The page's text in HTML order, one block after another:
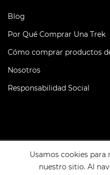
Blog
Por Qué Comprar Una Trek
Cómo comprar productos
Nosotros
Responsabilidad Social
Copyright © 2026
Usamos cookies
nuestro sitio. Al